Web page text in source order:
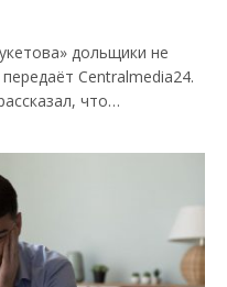
дольщики не
Centralmedia24.
что…